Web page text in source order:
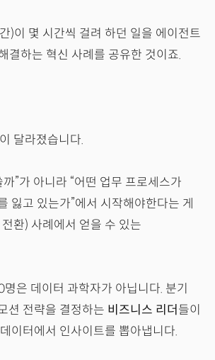
)이 몇 시간씩 걸려 하던 일을 에이전트
결하는 혁신 사례를 공유한 것이죠.
달라졌습니다.
”가 아니라 “어떤 업무 프로세스가
잃고 있는가”에서 시작해야한다는 게
환) 사례에서 얻을 수 있는
은 데이터 과학자가 아닙니다. 분기
션 전략을 결정하는 비즈니스 리더 들이
이터에서 인사이트를 뽑아냅니다.